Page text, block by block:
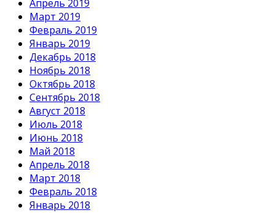
Апрель 2019
Март 2019
Февраль 2019
Январь 2019
Декабрь 2018
Ноябрь 2018
Октябрь 2018
Сентябрь 2018
Август 2018
Июль 2018
Июнь 2018
Май 2018
Апрель 2018
Март 2018
Февраль 2018
Январь 2018